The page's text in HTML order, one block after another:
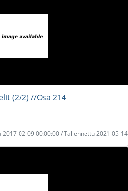
(2/2) //Osa 214
2017-02-09 00:00:00 / Tallennettu 2021-05-14